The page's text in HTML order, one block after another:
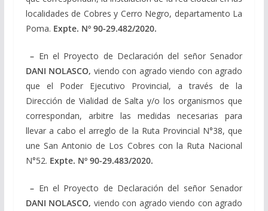
localidades de Cobres y Cerro Negro, departamento La
Poma. Expte. Nº 90-29.482/2020.
– En el Proyecto de Declaración del señor Senador
DANI NOLASCO, viendo con agrado viendo con agrado
que el Poder Ejecutivo Provincial, a través de la
Dirección de Vialidad de Salta y/o los organismos que
correspondan, arbitre las medidas necesarias para
llevar a cabo el arreglo de la Ruta Provincial N°38, que
une San Antonio de Los Cobres con la Ruta Nacional
N°52. Expte. Nº 90-29.483/2020.
– En el Proyecto de Declaración del señor Senador
DANI NOLASCO, viendo con agrado viendo con agrado